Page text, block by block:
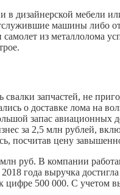
дизайнерской мебели
машины либо
из металлолома
свалки запчастей, не
о доставке лома на
запас авиационных
за 2,5 млн рублей,
посчитав цену
руб. В компании
года выручка
цифре 500 000. С учетом